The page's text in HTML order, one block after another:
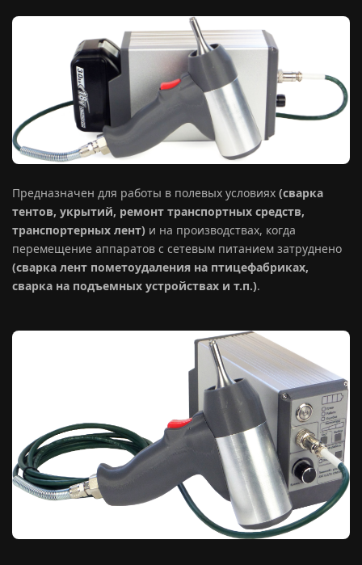
Предназначен для работы в полевых условиях (сварка
тентов, укрытий, ремонт транспортных средств,
транспортерных лент) и на производствах, когда
перемещение аппаратов с сетевым питанием затруднено
(сварка лент пометоудаления на птицефабриках,
сварка на подъемных устройствах и т.п.).